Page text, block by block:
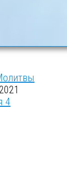
4